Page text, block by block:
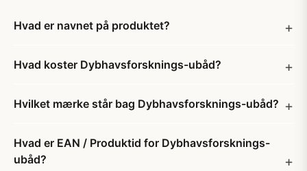
Hvad er navnet på produktet?
Hvad koster Dybhavsforsknings-ubåd?
Hvilket mærke står bag Dybhavsforsknings-ubåd?
Hvad er EAN / Produktid for Dybhavsforsknings-
ubåd?